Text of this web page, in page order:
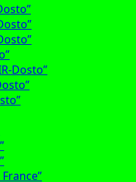
Dosto”